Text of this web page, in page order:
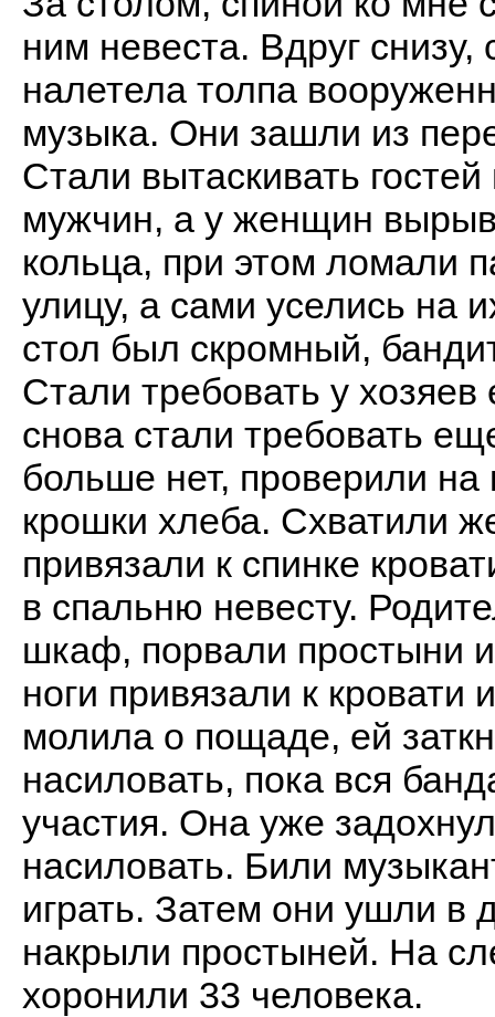
ним невеста. Вдруг
налетела толпа
музыка. Они зашли из
Стали вытаскивать
мужчин, а у женщин
кольца, при этом ломали
улицу, а сами уселись на
стол был скромный,
Стали требовать у
снова стали требовать
больше нет, проверили на
крошки хлеба. Схватили
привязали к спинке
в спальню невесту.
шкаф, порвали простыни
ноги привязали к
молила о пощаде, ей
насиловать, пока вся
участия. Она уже
насиловать. Били
играть. Затем они ушли в
накрыли простыней. На
хоронили 33 человека.